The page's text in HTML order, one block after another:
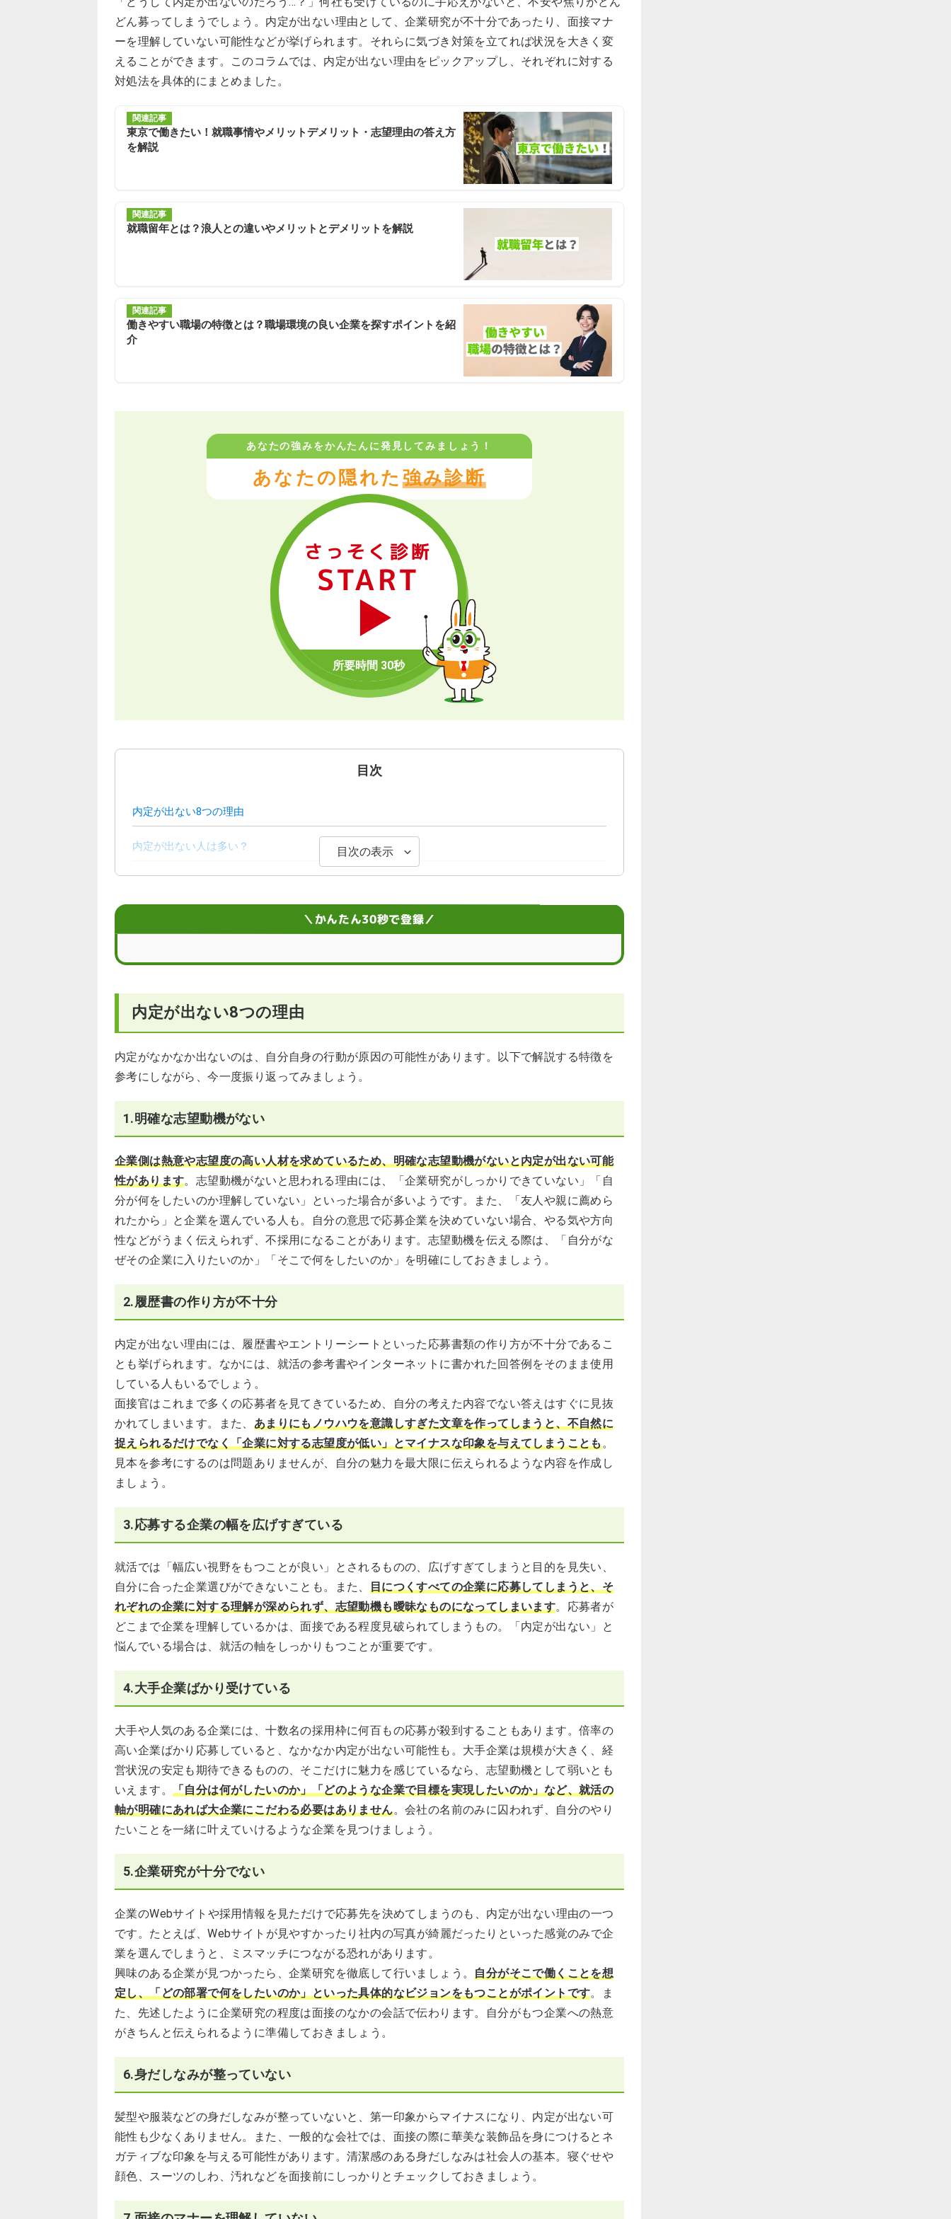
どん募ってしまうでしょう。内定が出ない理由として、企業研究が不十分であったり、面接マナ
ーを理解していない可能性などが挙げられます。それらに気づき対策を立てれば状況を大きく変
えることができます。このコラムでは、内定が出ない理由をピックアップし、それぞれに対する
対処法を具体的にまとめました。
関連記事
東京で働きたい！就職事情やメリットデメリット・志望理由の答え方
を解説
関連記事
就職留年とは？浪人との違いやメリットとデメリットを解説
関連記事
働きやすい職場の特徴とは？職場環境の良い企業を探すポイントを紹
介
あなたの強みをかんたんに発見してみましょう！
あなたの隠れた強み診断
さっそく診断
START
目次
内定が出ない8つの理由
内定が出ない人は多い？
内定が出ない…と焦りを感じたときの注意点
目次の表示
＼かんたん30秒で登録／
内定が出ない8つの理由
内定がなかなか出ないのは、自分自身の行動が原因の可能性があります。以下で解説する特徴を
参考にしながら、今一度振り返ってみましょう。
1.明確な志望動機がない
企業側は熱意や志望度の高い人材を求めているため、明確な志望動機がないと内定が出ない可能
性があります。志望動機がないと思われる理由には、「企業研究がしっかりできていない」「自
分が何をしたいのか理解していない」といった場合が多いようです。また、「友人や親に薦めら
れたから」と企業を選んでいる人も。自分の意思で応募企業を決めていない場合、やる気や方向
性などがうまく伝えられず、不採用になることがあります。志望動機を伝える際は、「自分がな
ぜその企業に入りたいのか」「そこで何をしたいのか」を明確にしておきましょう。
2.履歴書の作り方が不十分
内定が出ない理由には、履歴書やエントリーシートといった応募書類の作り方が不十分であるこ
とも挙げられます。なかには、就活の参考書やインターネットに書かれた回答例をそのまま使用
している人もいるでしょう。
面接官はこれまで多くの応募者を見てきているため、自分の考えた内容でない答えはすぐに見抜
かれてしまいます。また、 あまりにもノウハウを意識しすぎた文章を作ってしまうと、不自然に
捉えられるだけでなく「企業に対する志望度が低い」とマイナスな印象を与えてしまうことも。
見本を参考にするのは問題ありませんが、自分の魅力を最大限に伝えられるような内容を作成し
ましょう。
3.応募する企業の幅を広げすぎている
就活では「幅広い視野をもつことが良い」とされるものの、広げすぎてしまうと目的を見失い、
自分に合った企業選びができないことも。また、 目につくすべての企業に応募してしまうと、そ
れぞれの企業に対する理解が深められず、志望動機も曖昧なものになってしまいます。応募者が
どこまで企業を理解しているかは、面接である程度見破られてしまうもの。「内定が出ない」と
悩んでいる場合は、就活の軸をしっかりもつことが重要です。
4.大手企業ばかり受けている
大手や人気のある企業には、十数名の採用枠に何百もの応募が殺到することもあります。倍率の
高い企業ばかり応募していると、なかなか内定が出ない可能性も。大手企業は規模が大きく、経
営状況の安定も期待できるものの、そこだけに魅力を感じているなら、志望動機として弱いとも
いえます。 「自分は何がしたいのか」「どのような企業で目標を実現したいのか」など、就活の
軸が明確にあれば大企業にこだわる必要はありません。会社の名前のみに囚われず、自分のやり
たいことを一緒に叶えていけるような企業を見つけましょう。
5.企業研究が十分でない
企業のWebサイトや採用情報を見ただけで応募先を決めてしまうのも、内定が出ない理由の一つ
です。たとえば、Webサイトが見やすかったり社内の写真が綺麗だったりといった感覚のみで企
業を選んでしまうと、ミスマッチにつながる恐れがあります。
興味のある企業が見つかったら、企業研究を徹底して行いましょう。自分がそこで働くことを想
定し、「どの部署で何をしたいのか」といった具体的なビジョンをもつことがポイントです。ま
た、先述したように企業研究の程度は面接のなかの会話で伝わります。自分がもつ企業への熱意
がきちんと伝えられるように準備しておきましょう。
6.身だしなみが整っていない
髪型や服装などの身だしなみが整っていないと、第一印象からマイナスになり、内定が出ない可
能性も少なくありません。また、一般的な会社では、面接の際に華美な装飾品を身につけるとネ
ガティブな印象を与える可能性があります。清潔感のある身だしなみは社会人の基本。寝ぐせや
顔色、スーツのしわ、汚れなどを面接前にしっかりとチェックしておきましょう。